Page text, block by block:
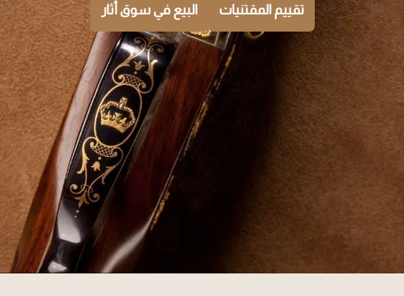
تقييم المقتنيات البيع في سوقأثار